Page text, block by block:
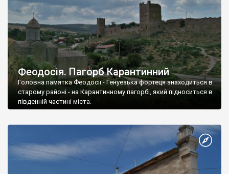
Феодосія. Пагорб Карантинний
Головна памятка Феодосії - Генуезька фортеця знаходиться в
старому районі - на Карантинному пагорбі, який підноситься в
південній частині міста.